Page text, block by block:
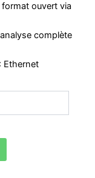
ouvert via
complète
Ethernet